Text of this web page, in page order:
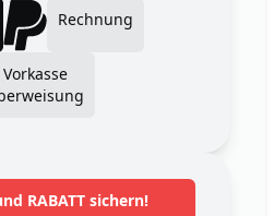
Rechnung
Vorkasse
RABATT sichern!